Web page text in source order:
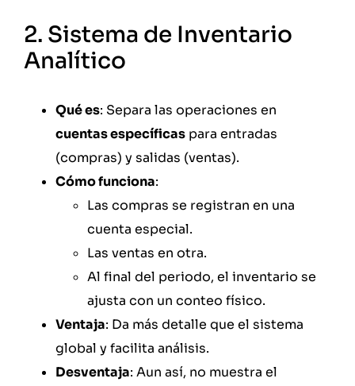
2. Sistema de Inventario
Analítico
Qué es: Separa las operaciones en
cuentas específicas para entradas
(compras) y salidas (ventas).
Cómo funciona:
Las compras se registran en una
cuenta especial.
Las ventas en otra.
Al final del periodo, el inventario se
ajusta con un conteo físico.
Ventaja: Da más detalle que el sistema
global y facilita análisis.
Desventaja: Aun así, no muestra el